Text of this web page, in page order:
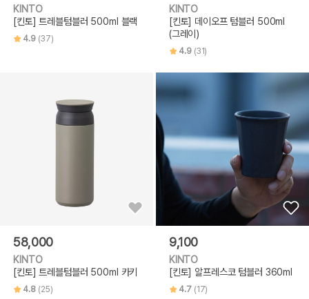
KINTO
[킨토] 트레블텀블러 500ml 블랙
4.9 (37)
KINTO
[킨토] 데이오프 텀블러 500ml
(그레이)
4.9 (31)
58,000
KINTO
[킨토] 트레블텀블러 500ml 카키
4.8 (25)
9,100
KINTO
[킨토] 알프레스코 텀블러 360ml
4.7 (17)